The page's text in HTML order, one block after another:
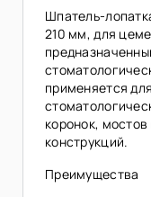
Шпатель-
210 мм, для
применяется
коронок,
конструкций.
Преимущества